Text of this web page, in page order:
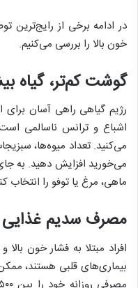
در ادامه برخی از رایج‌ترین
خون بالا را بررسی می‌کنیم.
گوشت کم‌تر، گیاه
رژیم گیاهی راهی آسان
اشباع و ترانس ناسالمی
می‌کنید. تعداد میوه‌ها،
می‌خورید افزایش دهید. به
ماهی، مرغ یا توفو را انتخاب
مصرف سدیم
افراد مبتلا به فشار خون
بیماری‌های قلبی هستند،